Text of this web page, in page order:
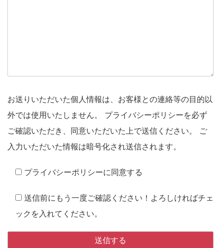
お送りいただいた個人情報は、お客様との連絡等の目的以
外では使用いたしません。
プライバシーポリシーを必ず
ご確認いただき、同意いただいた上で送信ください。
ご
入力いただいた情報は暗号化され送信されます。
プライバシーポリシーに同意する
送信前にもう一度ご確認ください！よろしければチェ
ックを入れてください。